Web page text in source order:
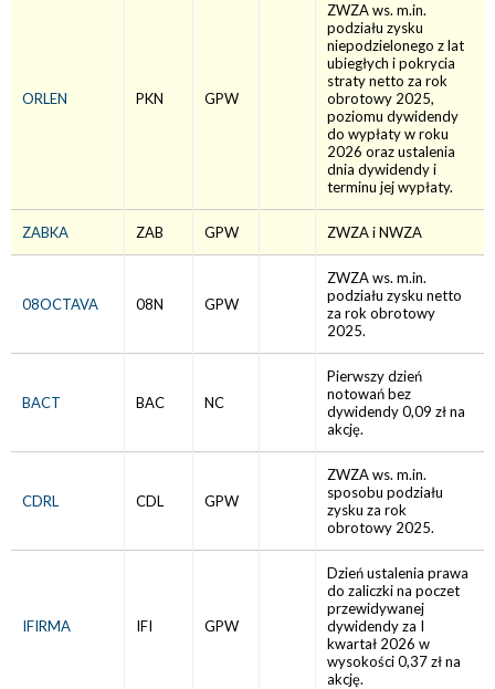
ORLEN PKN GPW
ZWZA ws. m.in.
podziału zysku
niepodzielonego z lat
ubiegłych i pokrycia
straty netto za rok
obrotowy 2025,
poziomu dywidendy
do wypłaty w roku
2026 oraz ustalenia
dnia dywidendy i
terminu jej wypłaty.
ZABKA ZAB GPW ZWZA i NWZA
08OCTAVA 08N GPW
ZWZA ws. m.in.
podziału zysku netto
za rok obrotowy
2025.
BACT BAC NC
Pierwszy dzień
notowań bez
dywidendy 0,09 zł na
akcję.
CDRL CDL GPW
ZWZA ws. m.in.
sposobu podziału
zysku za rok
obrotowy 2025.
IFIRMA IFI GPW
Dzień ustalenia prawa
do zaliczki na poczet
przewidywanej
dywidendy za I
kwartał 2026 w
wysokości 0,37 zł na
akcję.